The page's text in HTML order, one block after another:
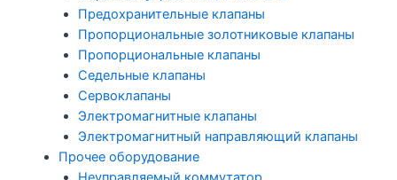
Предохранительные клапаны
Пропорциональные золотниковые клапаны
Пропорциональные клапаны
Седельные клапаны
Сервоклапаны
Электромагнитные клапаны
Электромагнитный направляющий клапаны
Прочее оборудование